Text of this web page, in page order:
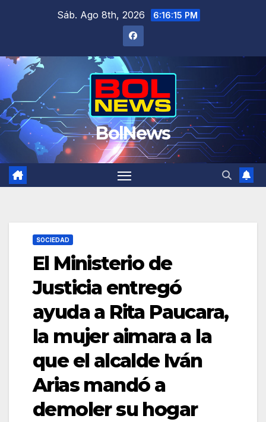
Sáb. Ago 8th, 2026 6:16:16 PM
BolNews
SOCIEDAD
El Ministerio de
Justicia entregó
ayuda a Rita Paucara,
la mujer aimara a la
que el alcalde Iván
Arias mandó a
demoler su hogar